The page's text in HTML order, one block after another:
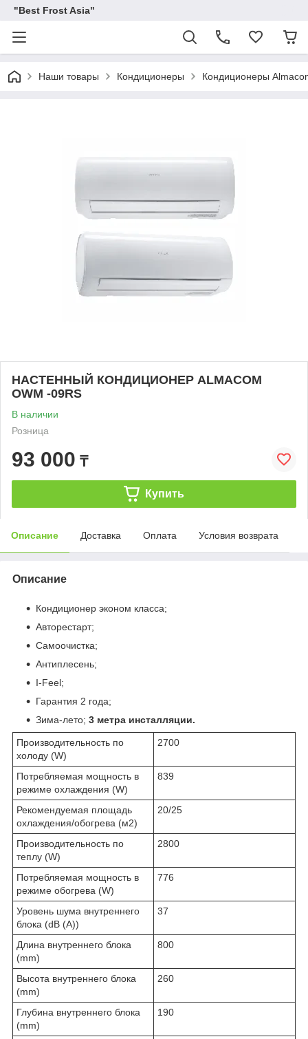
"Best Frost Asia"
Наши товары Кондиционеры Кондиционеры
НАСТЕННЫЙ КОНДИЦИОНЕР ALMACOM
OWM -09RS
В наличии
Розница
93 000 ₸
Купить
Описание Доставка Оплата Условия возврата
Описание
Кондиционер эконом класса;
Авторестарт;
Самоочистка;
Антиплесень;
I-Feel;
Гарантия 2 года;
Зима-лето; 3 метра инсталляции.
Производительность по
холоду (W)
2700
Потребляемая мощность в
режиме охлаждения (W)
839
Рекомендуемая площадь
охлаждения/обогрева (м2)
20/25
Производительность по
теплу (W)
2800
Потребляемая мощность в
режиме обогрева (W)
776
Уровень шума внутреннего
блока (dB (A))
37
Длина внутреннего блока
(mm)
800
Высота внутреннего блока
(mm)
260
Глубина внутреннего блока
(mm)
190